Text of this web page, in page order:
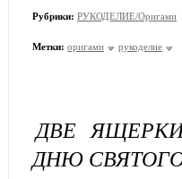
Рубрики: РУКОДЕЛИЕ/Оригами
Метки: оригами рукоделие
ДВЕ
ДНЮ